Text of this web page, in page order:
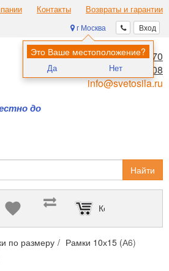
Контакты Возвраты и гарантии
Вход
г Москва
Это Ваше местоположение?
Да Нет
до
8 (495) 970-00-70
8 (800) 700-11-08
info@svetosila.ru
Найти
Корзина пуста
по размеру Рамки 10х15 (А6)